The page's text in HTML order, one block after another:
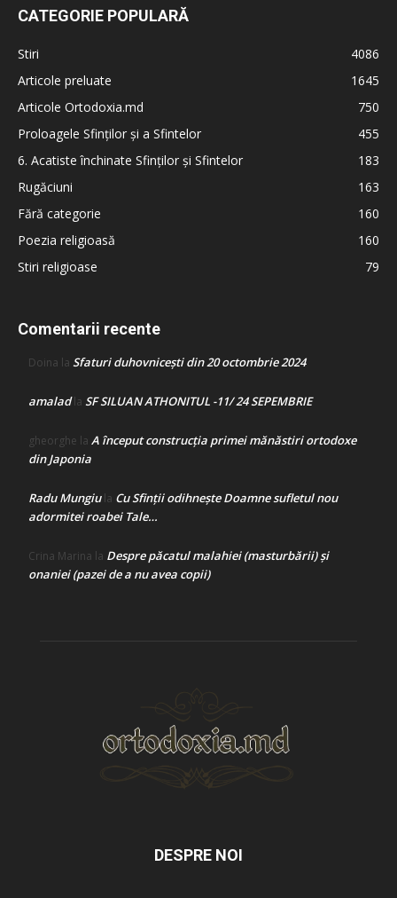
CATEGORIE POPULARĂ
Stiri
4086
Articole preluate
1645
Articole Ortodoxia.md
750
Proloagele Sfinților și a Sfintelor
455
6. Acatiste închinate Sfinților și Sfintelor
183
Rugăciuni
163
Fără categorie
160
Poezia religioasă
160
Stiri religioase
79
Comentarii recente
Doina la Sfaturi duhovnicești din 20 octombrie 2024
amaladla SF SILUAN ATHONITUL -11/ 24 SEPEMBRIE
gheorghe la A început construcţia primei mănăstiri ortodoxe
din Japonia
Radu Mungiula Cu Sfinții odihnește Doamne sufletul nou
adormitei roabei Tale…
Crina Marina la Despre păcatul malahiei (masturbării) şi
onaniei (pazei de a nu avea copii)
DESPRE NOI